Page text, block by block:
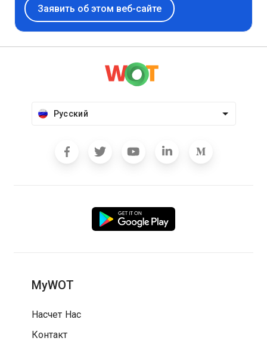
Заявить об этом веб-сайте
Русский
MyWOT
Насчет Нас
Контакт